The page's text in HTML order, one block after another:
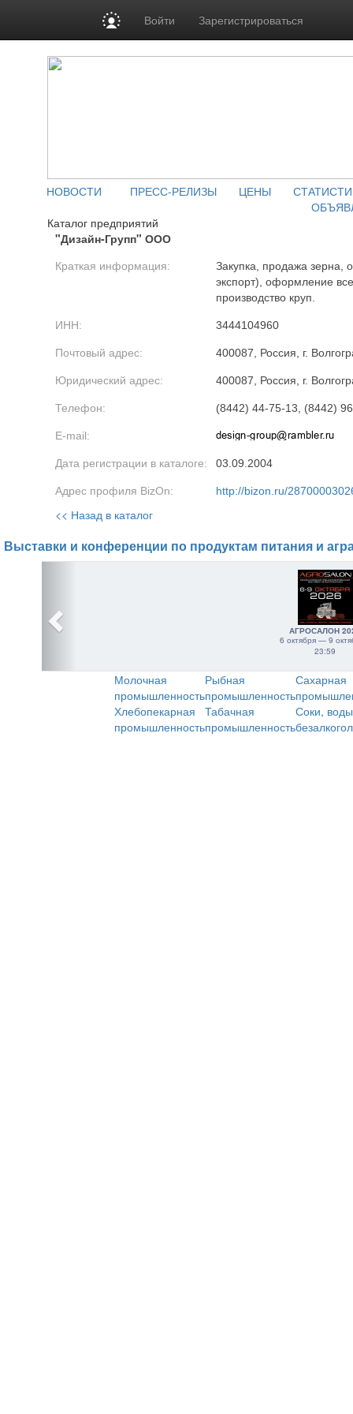
Войти Зарегистрироваться
НОВОСТИ ПРЕСС-РЕЛИЗЫ ЦЕНЫ
Каталог предприятий
"Дизайн-Групп" ООО
Краткая информация:
Закупка, продажа зерна,
экспорт), оформление
производство круп.
ИНН: 3444104960
Почтовый адрес: 400087, Россия, г.
Юридический адрес: 400087, Россия, г.
Телефон: (8442) 44-75-13, (8442)
E-mail:
Дата регистрации в каталоге: 03.09.2004
Адрес профиля BizOn: http://bizon.ru/
<< Назад в каталог
Выставки и конференции по продуктам питания и
АГРОСАЛОН
6 октября — 9
23:59
Молочная
промышленность
Рыбная
промышленность
Сахарная
Хлебопекарная
промышленность
Табачная
промышленность
Соки,